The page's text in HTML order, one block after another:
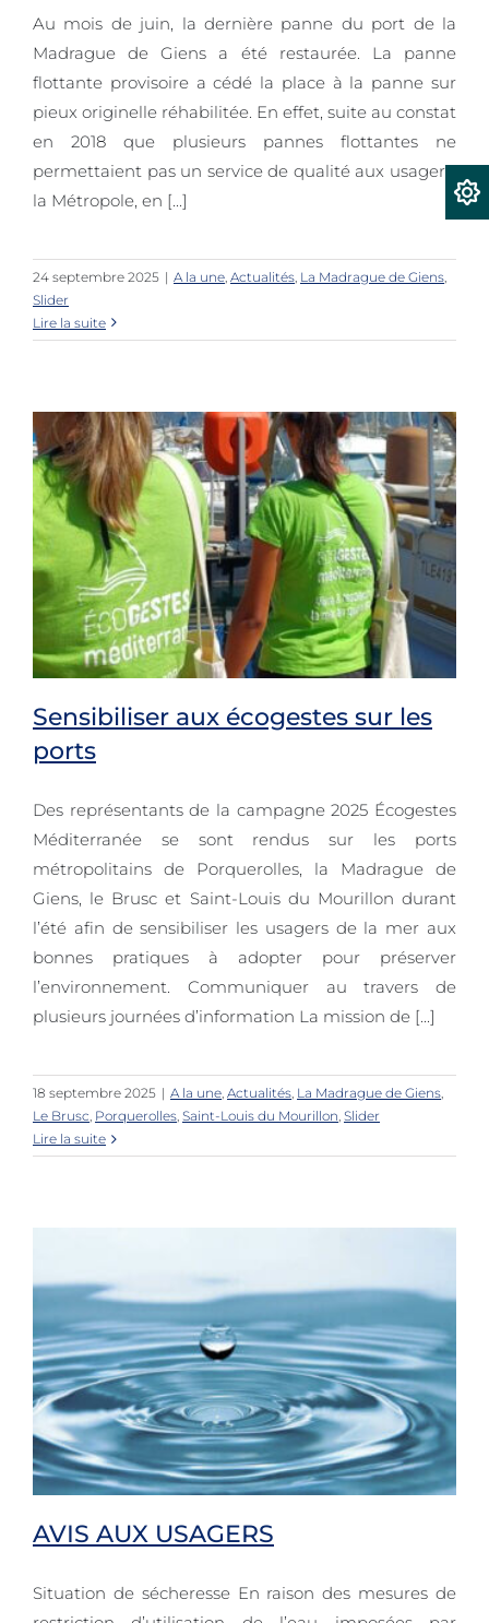
pannes flottantes en pannes fixes
Au mois de juin, la dernière panne du port de la
Madrague de Giens a été restaurée. La panne
flottante provisoire a cédé la place à la panne sur
pieux originelle réhabilitée. En effet, suite au constat
en 2018 que plusieurs pannes flottantes ne
permettaient pas un service de qualité aux usagers,
la Métropole, en [...]
24 septembre 2025 | A la une Actualités La Madrague de Giens
Slider
Lire la suite
Sensibiliser aux écogestes sur les
ports
Sensibiliser aux écogestes sur les
ports
Des représentants de la campagne 2025 Écogestes
Méditerranée se sont rendus sur les ports
métropolitains de Porquerolles, la Madrague de
Giens, le Brusc et Saint-Louis du Mourillon durant
l’été afin de sensibiliser les usagers de la mer aux
bonnes pratiques à adopter pour préserver
l’environnement. Communiquer au travers de
plusieurs journées d’information La mission de [...]
18 septembre 2025 | A la une, Actualités, La Madrague de Giens,
Le Brusc, Porquerolles, Saint-Louis du Mourillon, Slider
Lire la suite
AVIS AUX USAGERS
Situation de sécheresse En raison des mesures de